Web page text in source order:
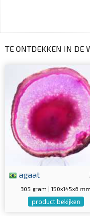
TE ONTDEKKEN IN DE
agaat
305 gram | 150x145x6 mm
product bekijken